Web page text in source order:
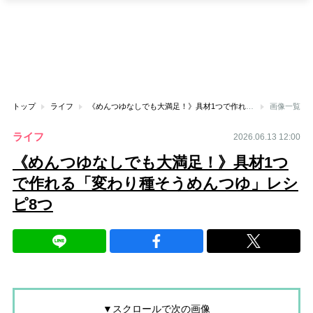
トップ ライフ 《めんつゆなしでも大満足！》具材1つで作れる「変わり種そうめんつゆ」レシピ8つ 画像一覧
ライフ 2026.06.13 12:00
《めんつゆなしでも大満足！》具材1つ
で作れる「変わり種そうめんつゆ」レシ
ピ8つ
▼スクロールで次の画像